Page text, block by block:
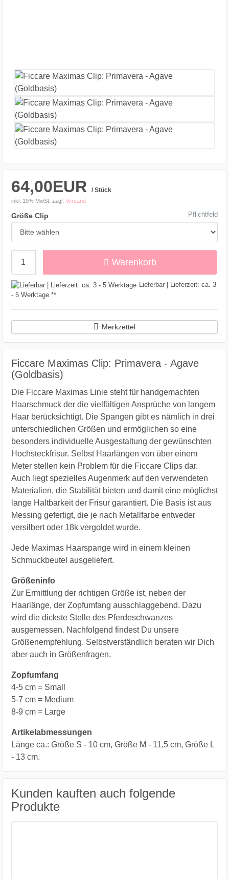
64,00EUR / Stück
inkl. 19% MwSt. zzgl. Versand
Größe Clip Pflichtfeld
Warenkorb
Lieferbar | Lieferzeit: ca. 3
- 5 Werktage **
Merkzettel
Ficcare Maximas Clip: Primavera - Agave
(Goldbasis)
Die Ficcare Maximas Linie steht für handgemachten
Haarschmuck der die vielfältigen Ansprüche von langem
Haar berücksichtigt. Die Spangen gibt es nämlich in drei
unterschiedlichen Größen und ermöglichen so eine
besonders individuelle Ausgestaltung der gewünschten
Hochsteckfrisur. Selbst Haarlängen von über einem
Meter stellen kein Problem für die Ficcare Clips dar.
Auch liegt spezielles Augenmerk auf den verwendeten
Materialien, die Stabilität bieten und damit eine möglichst
lange Haltbarkeit der Frisur garantiert. Die Basis ist aus
Messing gefertigt, die je nach Metallfarbe entweder
versilbert oder 18k vergoldet wurde.
Jede Maximas Haarspange wird in einem kleinen
Schmuckbeutel ausgeliefert.
Größeninfo
Zur Ermittlung der richtigen Größe ist, neben der
Haarlänge, der Zopfumfang ausschlaggebend. Dazu
wird die dickste Stelle des Pferdeschwanzes
ausgemessen. Nachfolgend findest Du unsere
Größenempfehlung. Selbstverständlich beraten wir Dich
aber auch in Größenfragen.
Zopfumfang
4-5 cm = Small
5-7 cm = Medium
8-9 cm = Large
Artikelabmessungen
Länge ca.: Größe S - 10 cm, Größe M - 11,5 cm, Größe L
- 13 cm.
Kunden kauften auch folgende
Produkte